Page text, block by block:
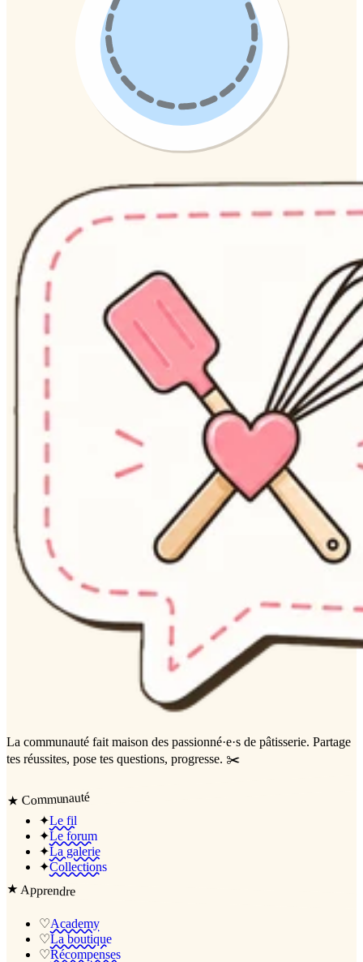
La communauté fait maison des passionné·e·s de pâtisserie. Partage
tes réussites, pose tes questions, progresse. ✂️
★ Communauté
✦Le fil
✦Le forum
✦La galerie
✦Collections
★Apprendre
♡Academy
♡La boutique
♡Récompenses